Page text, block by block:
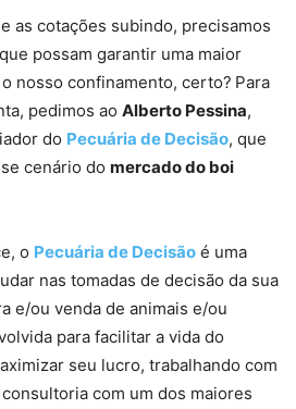
e as cotações subindo, precisamos
que possam garantir uma maior
o nosso confinamento, certo? Para
pedimos ao Alberto Pessina,
do Pecuária de Decisão, que
cenário do mercado do boi
o Pecuária de Decisão é uma
nas tomadas de decisão da sua
e/ou venda de animais e/ou
para facilitar a vida do
seu lucro, trabalhando com
com um dos maiores